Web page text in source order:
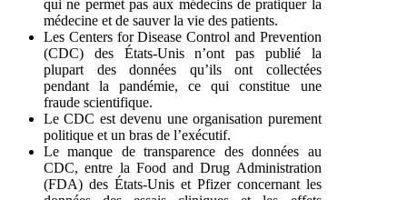
qui ne permet pas aux médecins de pratiquer la
médecine et de sauver la vie des patients.
Les Centers for Disease Control and Prevention
(CDC) des États-Unis n’ont pas publié la
plupart des données qu’ils ont collectées
pendant la pandémie, ce qui constitue une
fraude scientifique.
Le CDC est devenu une organisation purement
politique et un bras de l’exécutif.
Le manque de transparence des données au
CDC, entre la Food and Drug Administration
(FDA) des États-Unis et Pfizer concernant les